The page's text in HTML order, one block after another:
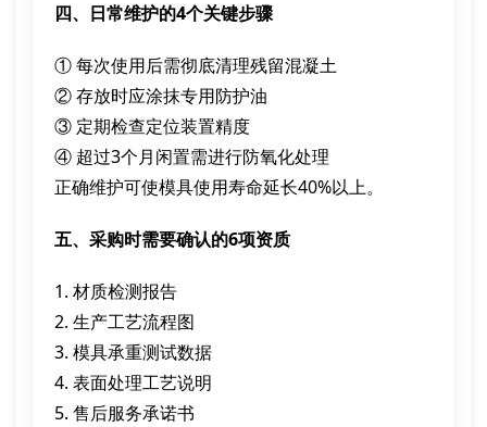
四、日常维护的4个关键步骤
① 每次使用后需彻底清理残留混凝土
② 存放时应涂抹专用防护油
③ 定期检查定位装置精度
④ 超过3个月闲置需进行防氧化处理
正确维护可使模具使用寿命延长40%以上。
五、采购时需要确认的6项资质
1. 材质检测报告
2. 生产工艺流程图
3. 模具承重测试数据
4. 表面处理工艺说明
5. 售后服务承诺书